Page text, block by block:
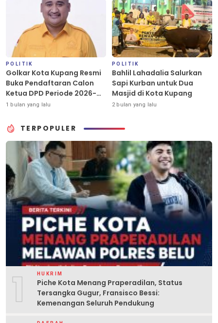
POLITIK
Golkar Kota Kupang Resmi
Buka Pendaftaran Calon
Ketua DPD Periode 2026-
2031
1 bulan yang lalu
POLITIK
Bahlil Lahadalia Salurkan
Sapi Kurban untuk Dua
Masjid di Kota Kupang
2 bulan yang lalu
TERPOPULER
1 HUKRIM
Piche Kota Menang Praperadilan, Status
Tersangka Gugur, Fransisco Bessi:
Kemenangan Seluruh Pendukung